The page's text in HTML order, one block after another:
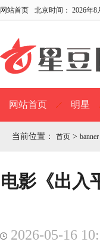
网站首页 北京时间： 2026年8
网站首页 明星
当前位置： 首页 > banner
电影《出入
2026-05-16